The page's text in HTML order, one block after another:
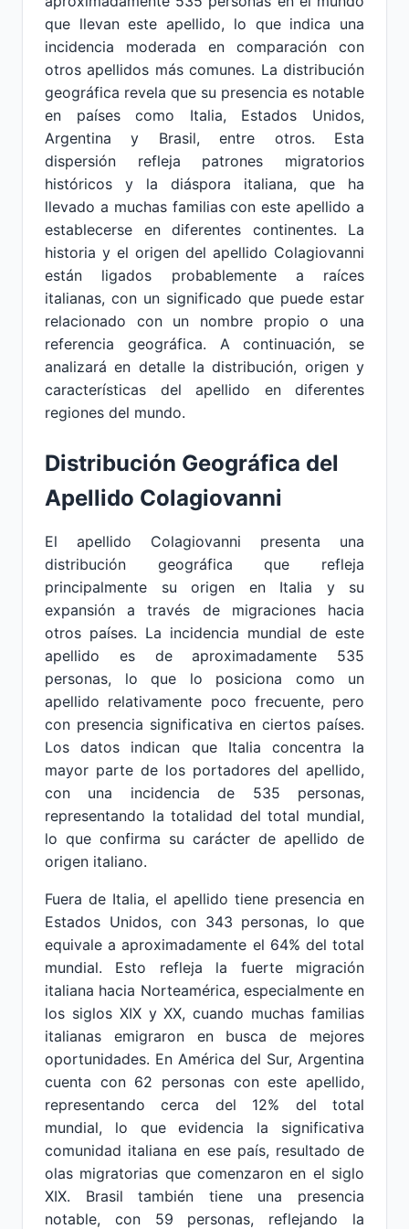
que llevan este apellido, lo que indica una
incidencia moderada en comparación con
otros apellidos más comunes. La distribución
geográfica revela que su presencia es notable
en países como Italia, Estados Unidos,
Argentina y Brasil, entre otros. Esta
dispersión refleja patrones migratorios
históricos y la diáspora italiana, que ha
llevado a muchas familias con este apellido a
establecerse en diferentes continentes. La
historia y el origen del apellido Colagiovanni
están ligados probablemente a raíces
italianas, con un significado que puede estar
relacionado con un nombre propio o una
referencia geográfica. A continuación, se
analizará en detalle la distribución, origen y
características del apellido en diferentes
regiones del mundo.
Distribución Geográfica del
Apellido Colagiovanni
El apellido Colagiovanni presenta una
distribución geográfica que refleja
principalmente su origen en Italia y su
expansión a través de migraciones hacia
otros países. La incidencia mundial de este
apellido es de aproximadamente 535
personas, lo que lo posiciona como un
apellido relativamente poco frecuente, pero
con presencia significativa en ciertos países.
Los datos indican que Italia concentra la
mayor parte de los portadores del apellido,
con una incidencia de 535 personas,
representando la totalidad del total mundial,
lo que confirma su carácter de apellido de
origen italiano.
Fuera de Italia, el apellido tiene presencia en
Estados Unidos, con 343 personas, lo que
equivale a aproximadamente el 64% del total
mundial. Esto refleja la fuerte migración
italiana hacia Norteamérica, especialmente en
los siglos XIX y XX, cuando muchas familias
italianas emigraron en busca de mejores
oportunidades. En América del Sur, Argentina
cuenta con 62 personas con este apellido,
representando cerca del 12% del total
mundial, lo que evidencia la significativa
comunidad italiana en ese país, resultado de
olas migratorias que comenzaron en el siglo
XIX. Brasil también tiene una presencia
notable, con 59 personas, reflejando la